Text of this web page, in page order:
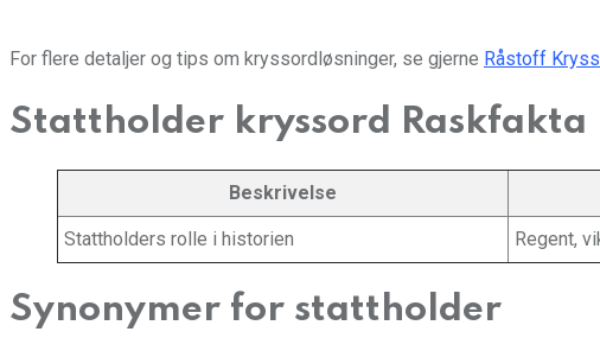
For flere detaljer og tips om kryssordløsninger, se gjerne Råstoff
Stattholder kryssord Raskfakta
Beskrivelse
Stattholders rolle i historien Regent,
Synonymer for stattholder